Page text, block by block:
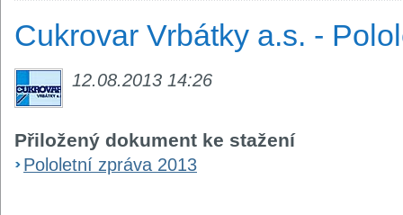
Cukrovar Vrbátky a.s. -
12.08.2013 14:26
Přiložený dokument ke stažení
Pololetní zpráva 2013